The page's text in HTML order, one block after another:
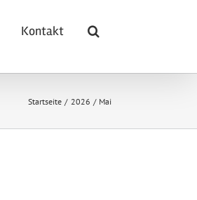
Kontakt
Startseite 2026 Mai